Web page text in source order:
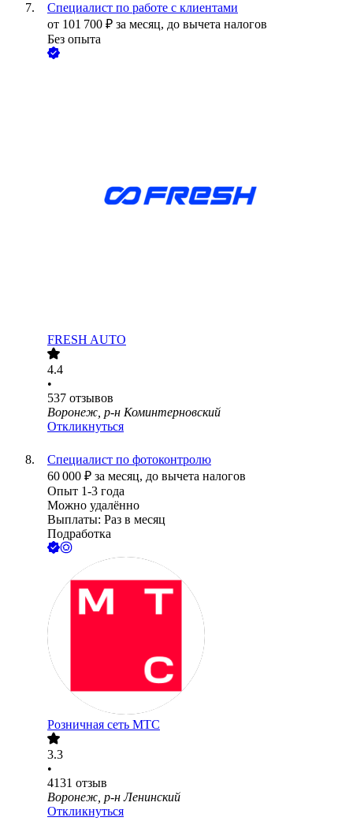
Специалист по работе с клиентами
от 101 700 ₽ за месяц, до вычета налогов
Без опыта
FRESH AUTO
4.4
•
537 отзывов
Воронеж, р-н Коминтерновский
Откликнуться
Специалист по фотоконтролю
60 000 ₽ за месяц, до вычета налогов
Опыт 1-3 года
Можно удалённо
Выплаты: Раз в месяц
Подработка
Розничная сеть МТС
3.3
•
4131 отзыв
Воронеж, р-н Ленинский
Откликнуться